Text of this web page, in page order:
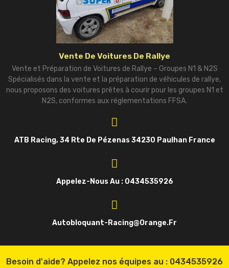
Vente De Voitures De Rallye
Vente et Préparation de Voitures de Rallye – Groupes N1 & N2S
Spécialisés dans la vente et la préparation de véhicules de rallye,
nous proposons des voitures prêtes à courir pour les groupes N1 et
N2S, conformes aux réglementations FFSA.
ATB Racing, 34 Rte De Pézenas 34230 Paulhan France
Appelez-Nous Au : 0434535926
Autobloquant-Racing@orange.fr
Besoin d'aide? Appelez nos équipes au : 0434535926